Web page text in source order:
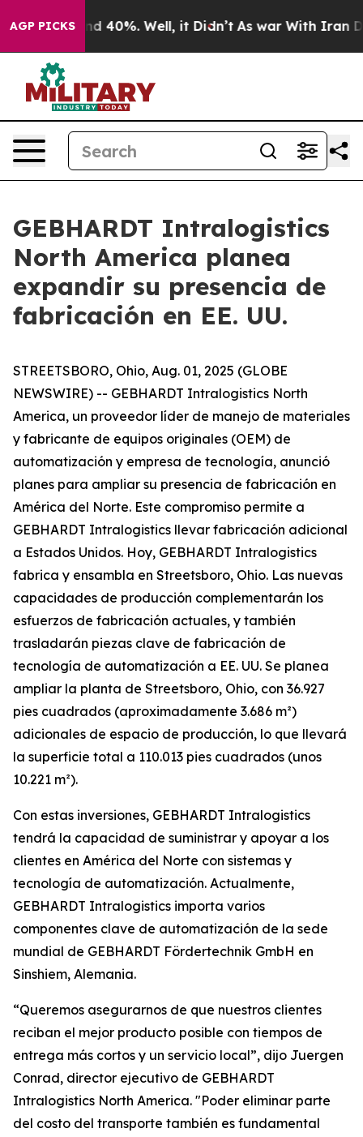
AGP PICKS
Around 40%. Well, it Didn’t As war With Iran
GEBHARDT Intralogistics
North America planea
expandir su presencia de
fabricación en EE. UU.
STREETSBORO, Ohio, Aug. 01, 2025 (GLOBE
NEWSWIRE) -- GEBHARDT Intralogistics North
America, un proveedor líder de manejo de materiales
y fabricante de equipos originales (OEM) de
automatización y empresa de tecnología, anunció
planes para ampliar su presencia de fabricación en
América del Norte. Este compromiso permite a
GEBHARDT Intralogistics llevar fabricación adicional
a Estados Unidos. Hoy, GEBHARDT Intralogistics
fabrica y ensambla en Streetsboro, Ohio. Las nuevas
capacidades de producción complementarán los
esfuerzos de fabricación actuales, y también
trasladarán piezas clave de fabricación de
tecnología de automatización a EE. UU. Se planea
ampliar la planta de Streetsboro, Ohio, con 36.927
pies cuadrados (aproximadamente 3.686 m²)
adicionales de espacio de producción, lo que llevará
la superficie total a 110.013 pies cuadrados (unos
10.221 m²).
Con estas inversiones, GEBHARDT Intralogistics
tendrá la capacidad de suministrar y apoyar a los
clientes en América del Norte con sistemas y
tecnología de automatización. Actualmente,
GEBHARDT Intralogistics importa varios
componentes clave de automatización de la sede
mundial de GEBHARDT Fördertechnik GmbH en
Sinshiem, Alemania.
“Queremos asegurarnos de que nuestros clientes
reciban el mejor producto posible con tiempos de
entrega más cortos y un servicio local”, dijo Juergen
Conrad, director ejecutivo de GEBHARDT
Intralogistics North America. "Poder eliminar parte
del costo del transporte también es fundamental